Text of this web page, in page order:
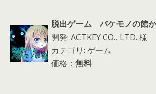
脱出ゲーム バケモノの館
開発: ACTKEY CO., LTD. 様
カテゴリ: ゲーム
価格： 無料